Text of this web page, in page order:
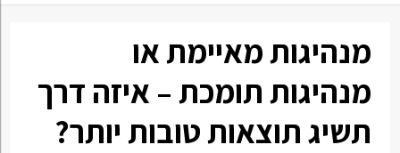
מנהיגות מאיימת או
מנהיגות תומכת – איזה דרך
תשיג תוצאות טובות יותר?